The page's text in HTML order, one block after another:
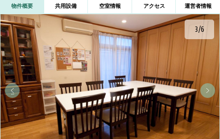
物件概要 共用設備 空室情報 アクセス 運営者情報
3/6